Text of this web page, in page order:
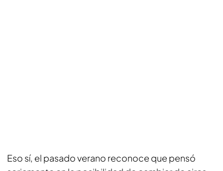
Eso sí, el pasado verano reconoce que pensó